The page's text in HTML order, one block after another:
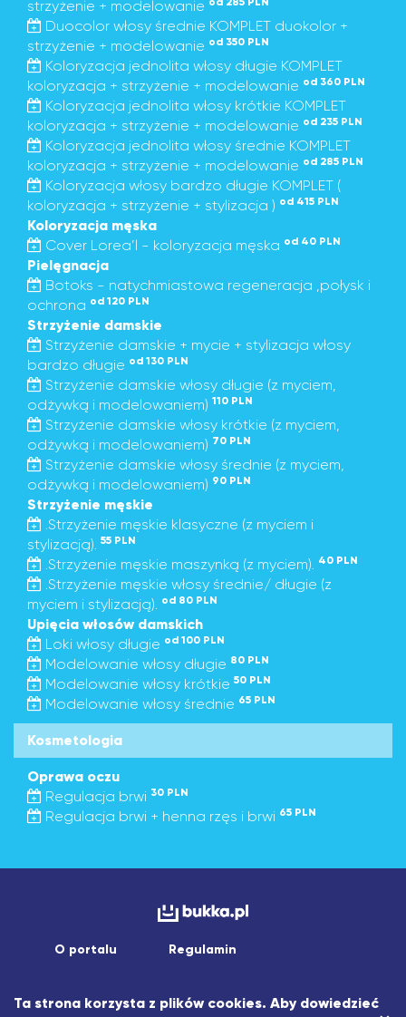
strzyżenie + modelowanie
Duocolor włosy średnie KOMPLET duokolor +
strzyżenie + modelowanie od 350 PLN
Koloryzacja jednolita włosy długie KOMPLET
koloryzacja + strzyżenie + modelowanie od 360 PLN
Koloryzacja jednolita włosy krótkie KOMPLET
koloryzacja + strzyżenie + modelowanie od 235 PLN
Koloryzacja jednolita włosy średnie KOMPLET
koloryzacja + strzyżenie + modelowanie od 285 PLN
Koloryzacja włosy bardzo długie KOMPLET (
koloryzacja + strzyżenie + stylizacja ) od 415 PLN
Koloryzacja męska
Cover Lorea’l - koloryzacja męska od 40 PLN
Pielęgnacja
Botoks - natychmiastowa regeneracja ,połysk i
ochrona od 120 PLN
Strzyżenie damskie
Strzyżenie damskie + mycie + stylizacja włosy
bardzo długie od 130 PLN
Strzyżenie damskie włosy długie (z myciem,
odżywką i modelowaniem) 110 PLN
Strzyżenie damskie włosy krótkie (z myciem,
odżywką i modelowaniem) 70 PLN
Strzyżenie damskie włosy średnie (z myciem,
odżywką i modelowaniem) 90 PLN
Strzyżenie męskie
.Strzyżenie męskie klasyczne (z myciem i
stylizacją). 55 PLN
.Strzyżenie męskie maszynką (z myciem). 40 PLN
.Strzyżenie męskie włosy średnie/ długie (z
myciem i stylizacją). od 80 PLN
Upięcia włosów damskich
Loki włosy długie od 100 PLN
Modelowanie włosy długie 80 PLN
Modelowanie włosy krótkie 50 PLN
Modelowanie włosy średnie 65 PLN
Kosmetologia
Oprawa oczu
Regulacja brwi 30 PLN
Regulacja brwi + henna rzęs i brwi 65 PLN
O portalu Regulamin
Wszelkie prawa zastrzeżone.
Ta strona korzysta z plików cookies. Aby dowiedzieć